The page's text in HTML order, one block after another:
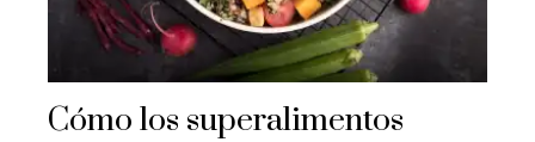
Cómo los superalimentos